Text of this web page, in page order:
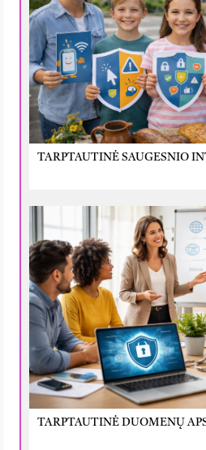
TARPTAUTINĖ SAUGESNIO
TARPTAUTINĖ DUOMENŲ